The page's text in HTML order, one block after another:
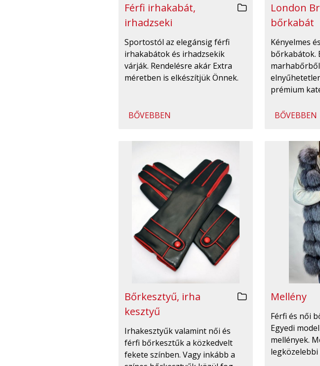
Férfi irhakabát,
irhadzseki
Sportostól az elegánsig férfi
irhakabátok és irhadzsekik
várják. Rendelésre akár Extra
méretben is elkészítjük Önnek.
BŐVEBBEN
London
bőrkabát
Kényelmes
bőrkabátok.
prémium
BŐVEBBEN
Bőrkesztyű, irha
kesztyű
Irhakesztyűk valamint női és
férfi bőrkesztűk a közkedvelt
fekete színben. Vagy inkább a
Mellény
Férfi és női
Egyedi
mellények.